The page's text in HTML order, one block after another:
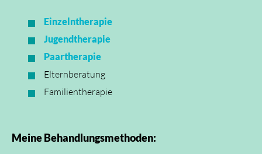
Einzelntherapie
Jugendtherapie
Paartherapie
Elternberatung
Familientherapie
Meine Behandlungsmethoden: